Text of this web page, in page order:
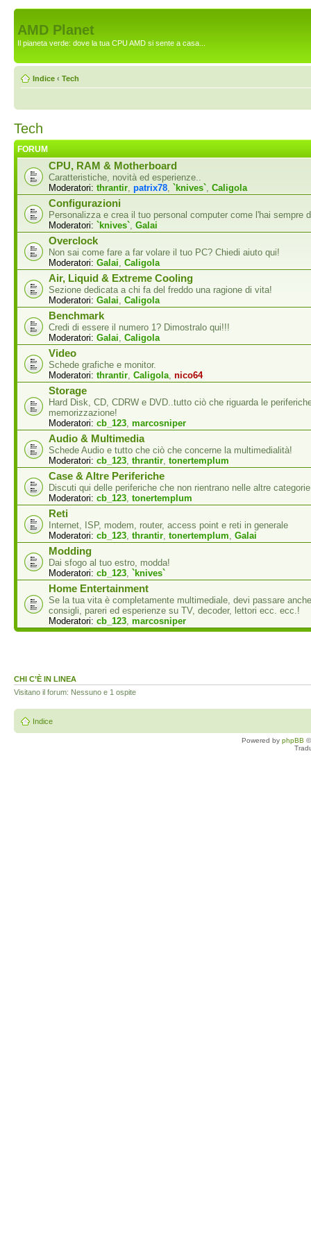
AMD Planet
Il pianeta verde: dove la tua CPU AMD si sente a casa...
Indice ‹ Tech
Tech
FORUM
CPU, RAM & Motherboard
Caratteristiche, novità ed esperienze..
Moderatori: thrantir patrix78 `knives` Caligola
Configurazioni
Personalizza e crea il tuo personal computer come l'hai sempre
Moderatori: `knives` Galai
Overclock
Non sai come fare a far volare il tuo PC? Chiedi aiuto qui!
Moderatori: Galai Caligola
Air, Liquid & Extreme Cooling
Sezione dedicata a chi fa del freddo una ragione di vita!
Moderatori: Galai Caligola
Benchmark
Credi di essere il numero 1? Dimostralo qui!!!
Moderatori: Galai Caligola
Video
Schede grafiche e monitor.
Moderatori: thrantir Caligola nico64
Storage
Hard Disk, CD, CDRW e DVD..tutto ciò che riguarda le
memorizzazione!
Moderatori: cb_123 marcosniper
Audio & Multimedia
Schede Audio e tutto che ciò che concerne la multimedialità!
Moderatori: cb_123 thrantir tonertemplum
Case & Altre Periferiche
Discuti qui delle periferiche che non rientrano nelle altre
Moderatori: cb_123 tonertemplum
Reti
Internet, ISP, modem, router, access point e reti in generale
Moderatori: cb_123 thrantir tonertemplum Galai
Modding
Dai sfogo al tuo estro, modda!
Moderatori: cb_123 `knives`
Home Entertainment
Se la tua vita è completamente multimediale, devi passare
consigli, pareri ed esperienze su TV, decoder, lettori ecc. ecc.!
Moderatori: cb_123 marcosniper
CHI C’È IN LINEA
Visitano il forum: Nessuno e 1 ospite
Indice
Powered by phpBB